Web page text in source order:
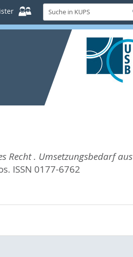
Suche
in
KUPS
Recht . Umsetzungsbedarf aus
ISSN 0177-6762